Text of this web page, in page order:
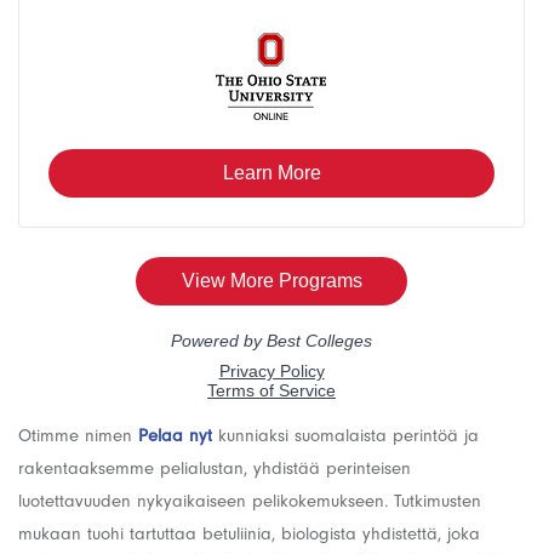
Otimme nimen Pelaa nyt kunniaksi suomalaista perintöä ja
rakentaaksemme pelialustan, yhdistää perinteisen
luotettavuuden nykyaikaiseen pelikokemukseen. Tutkimusten
mukaan tuohi tartuttaa betuliinia, biologista yhdistettä, joka